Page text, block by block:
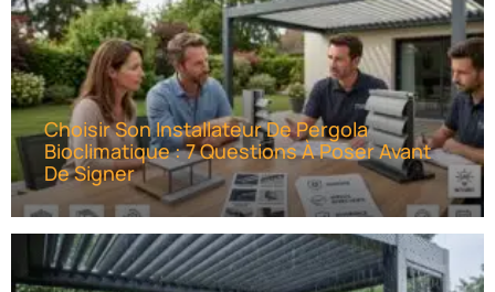
Choisir Son Installateur De Pergola
Bioclimatique : 7 Questions À Poser Avant
De Signer